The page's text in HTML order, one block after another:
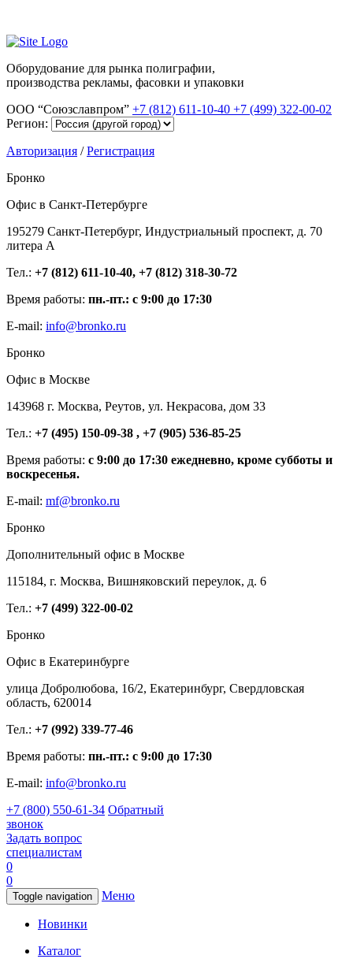
Оборудование для рынка полиграфии,
производства рекламы, фасовки и упаковки
ООО “Союзславпром” +7 (812) 611-10-40 +7 (499) 322-00-02
Регион:
Авторизация /Регистрация
Бронко
Офис в Санкт-Петербурге
195279 Санкт-Петербург, Индустриальный проспект, д. 70
литера А
Тел.: +7 (812) 611-10-40, +7 (812) 318-30-72
Время работы: пн.-пт.: с 9:00 до 17:30
E-mail: info@bronko.ru
Бронко
Офис в Москве
143968 г. Москва, Реутов, ул. Некрасова, дом 33
Тел.: +7 (495) 150-09-38 , +7 (905) 536-85-25
Время работы: с 9:00 до 17:30 ежедневно, кроме субботы и
воскресенья.
E-mail: mf@bronko.ru
Бронко
Дополнительный офис в Москве
115184, г. Москва, Вишняковский переулок, д. 6
Тел.: +7 (499) 322-00-02
Бронко
Офис в Екатеринбурге
улица Добролюбова, 16/2, Екатеринбург, Свердловская
область, 620014
Тел.: +7 (992) 339-77-46
Время работы: пн.-пт.: с 9:00 до 17:30
E-mail: info@bronko.ru
+7 (800) 550-61-34 Обратный
звонок
Задать вопрос
специалистам
0
0
Toggle navigation Меню
Новинки
Каталог